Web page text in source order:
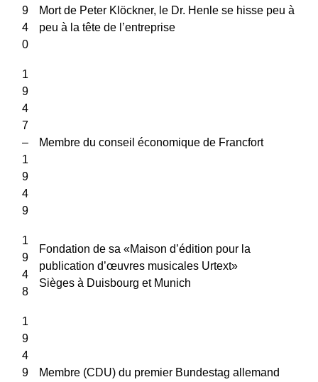
9
4
0
Mort de Peter Klöckner, le Dr. Henle se hisse peu à
peu à la tête de l’entreprise
1
9
4
7
–
1
9
4
9
Membre du conseil économique de Francfort
1
9
4
8
Fondation de sa «Maison d’édition pour la
publication d’œuvres musicales Urtext»
Sièges à Duisbourg et Munich
1
9
4
9
Membre (CDU) du premier Bundestag allemand